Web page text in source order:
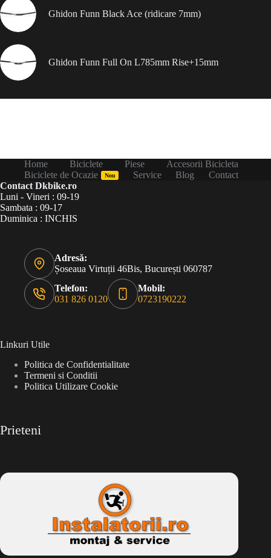
Ghidon Funn Black Ace (ridicare 7mm)
Ghidon Funn Full On L785mm Rise+15mm
Home Biciclete Piese
Accesorii Bicicleta
Biciclete de Ocazie
Nou Service Blog
Contact
Contact Dkbike.ro
Luni - Vineri : 09-19
Sambata : 09-17
Duminica : INCHIS
Adresă:
Șoseaua Virtuții 46Bis, București 060787
Telefon:
031 826 0120
Mobil:
0723190222
Linkuri Utile
Politica de Confidentialitate
Termeni si Conditii
Politica Utilizare Cookie
Prieteni